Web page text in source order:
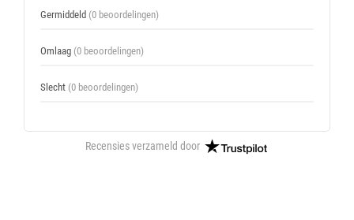
Germiddeld (0 beoordelingen)
Omlaag (0 beoordelingen)
Slecht (0 beoordelingen)
Recensies verzameld door